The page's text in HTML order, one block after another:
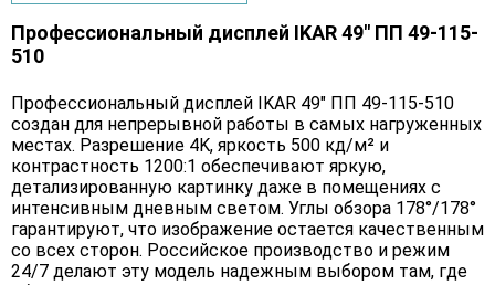
Профессиональный дисплей IKAR 49" ПП 49-115-
510
Профессиональный дисплей IKAR 49" ПП 49-115-510
создан для непрерывной работы в самых нагруженных
местах. Разрешение 4K, яркость 500 кд/м² и
контрастность 1200:1 обеспечивают яркую,
детализированную картинку даже в помещениях с
интенсивным дневным светом. Углы обзора 178°/178°
гарантируют, что изображение остается качественным
со всех сторон. Российское производство и режим
24/7 делают эту модель надежным выбором там, где